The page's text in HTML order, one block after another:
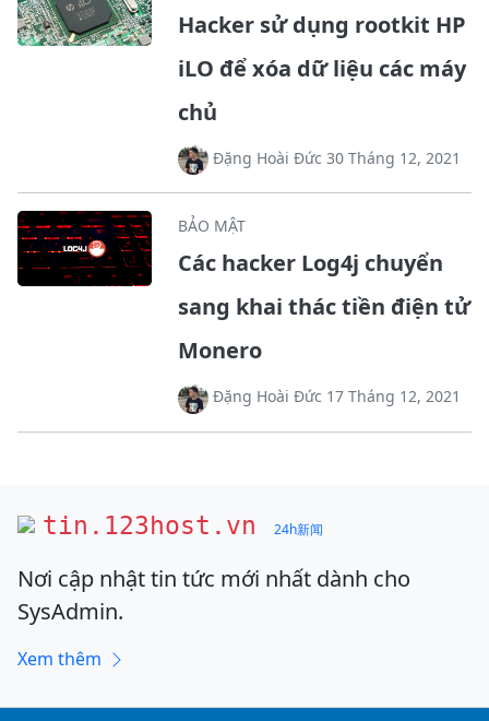
Hacker sử dụng rootkit HP
iLO để xóa dữ liệu các máy
chủ
Đặng Hoài Đức 30 Tháng 12, 2021
BẢO MẬT
Các hacker Log4j chuyển
sang khai thác tiền điện tử
Monero
Đặng Hoài Đức 17 Tháng 12, 2021
tin.123host.vn 24h新闻
Nơi cập nhật tin tức mới nhất dành cho
SysAdmin.
Xem thêm